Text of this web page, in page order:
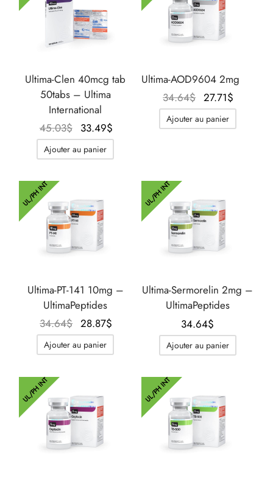
Ultima-Clen 40mcg tab
50tabs – Ultima
International
45.03$ Le prix
initial
était :
33.49$
Ajouter au panier
Ultima-AOD9604 2mg
34.64$ Le prix
initial
était :
27.71$
Ajouter au panier
UL/PH INT
Ultima-PT-141 10mg –
UltimaPeptides
34.64$ Le prix
initial
était :
28.87$
Ajouter au panier
UL/PH INT
Ultima-Sermorelin 2mg –
UltimaPeptides
34.64$
Ajouter au panier
UL/PH INT UL/PH INT